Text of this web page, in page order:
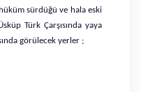
sürdüğü ve hala eski
Türk Çarşısında yaya
görülecek yerler ;